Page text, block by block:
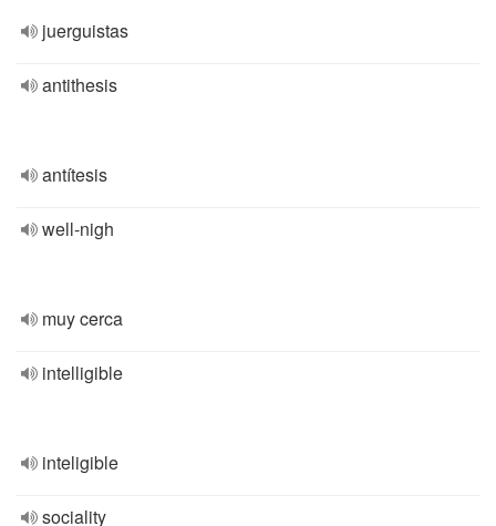
juerguistas
antithesis
antítesis
well-nigh
muy cerca
intelligible
inteligible
sociality